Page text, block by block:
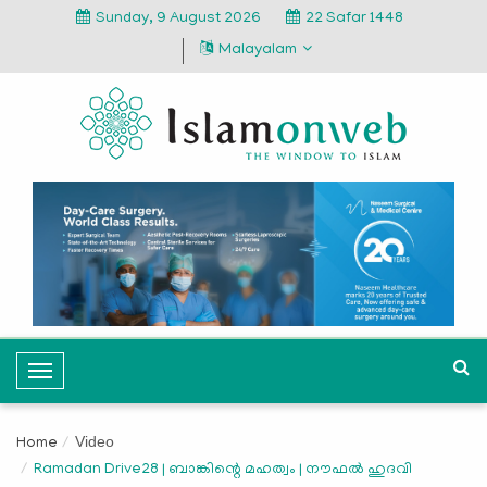
Sunday, 9 August 2026
22 Safar 1448
Malayalam
T
o
g
l
Home Video
Ramadan Drive28 | ബാങ്കിന്റെ മഹത്വം | നൗഫൽ ഹുദവി